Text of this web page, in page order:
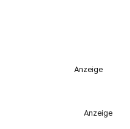
Anzeige
Anzeige